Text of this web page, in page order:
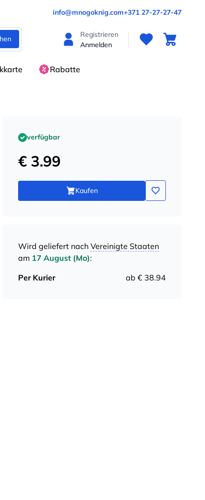
info@mnogoknig.com+371 27-27-27-47
Registrieren
Anmelden
Rabatte
verfügbar
€ 3.99
Kaufen
Wird geliefert nach Vereinigte Staaten
am 17 August (Mo):
Per Kurier
ab € 38.94